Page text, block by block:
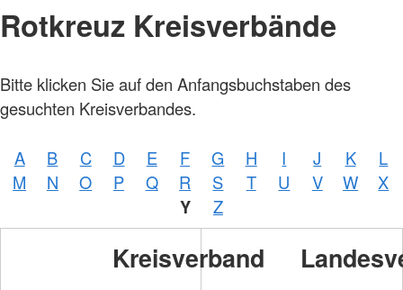
Rotkreuz Kreisverbände
Bitte klicken Sie auf den Anfangsbuchstaben des
gesuchten Kreisverbandes.
A B C D E F G H I J K
L
M
N O P Q R S T U V W X
Y Z
Kreisverband